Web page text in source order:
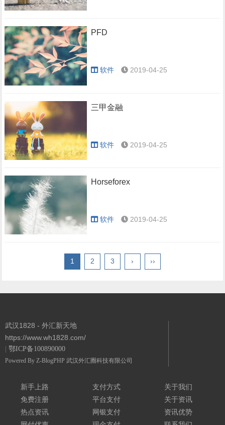
PFD
软件 2019-04-25
三甲金融
软件 2019-04-25
Horseforex
软件 2019-04-25
1 2 3 › ››
武汉1828 - 外汇新天地
https://www.wh1828.com/
鄂ICP备100890000
Powered By Z-BlogPHP 武汉外汇圈科技有限公司
新手上路
免费注册
热点资讯
支付方式
平台支付
网银支付
关于我们
关于资讯
资讯优势